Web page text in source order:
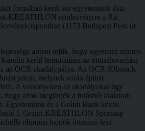
formában kerül sor egyetemünk őszi
KREATHLON rendezvényre a Riz
(1173 Budapest Pesti út
abban rejlik, hogy egyetemi szinten
kerül bemutatásra az öttusalovaglást
az OCR akadálypálya. Az OCR (Obstacle
jelent, melynek során épített
A versenyeken az akadályokat úgy
hogy azok megtörjék a futásból kialakult
Egyetemünk és a Gránit Bank közös
I. Gránit-KREATHLON Sportnap
olimpiai bajnok öttusázó lesz.